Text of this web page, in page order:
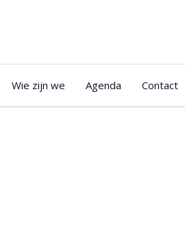
Wie zijn we Agenda Contact